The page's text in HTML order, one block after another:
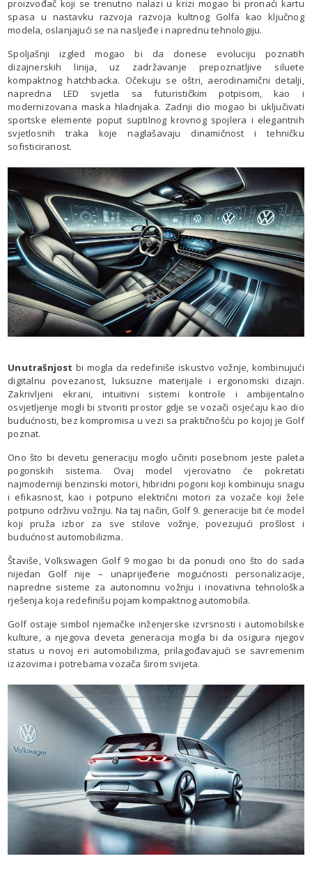
proizvođač koji se trenutno nalazi u krizi mogao bi pronaći kartu
spasa u nastavku razvoja razvoja kultnog Golfa kao ključnog
modela, oslanjajući se na nasljeđe i naprednu tehnologiju.
Spoljašnji izgled mogao bi da donese evoluciju poznatih
dizajnerskih linija, uz zadržavanje prepoznatljive siluete
kompaktnog hatchbacka. Očekuju se oštri, aerodinamični detalji,
napredna LED svjetla sa futurističkim potpisom, kao i
modernizovana maska hladnjaka. Zadnji dio mogao bi uključivati
sportske elemente poput suptilnog krovnog spojlera i elegantnih
svjetlosnih traka koje naglašavaju dinamičnost i tehničku
sofisticiranost.
Unutrašnjost bi mogla da redefiniše iskustvo vožnje, kombinujući
digitalnu povezanost, luksuzne materijale i ergonomski dizajn.
Zakrivljeni ekrani, intuitivni sistemi kontrole i ambijentalno
osvjetljenje mogli bi stvoriti prostor gdje se vozači osjećaju kao dio
budućnosti, bez kompromisa u vezi sa praktičnošću po kojoj je Golf
poznat.
Ono što bi devetu generaciju moglo učiniti posebnom jeste paleta
pogonskih sistema. Ovaj model vjerovatno će pokretati
najmoderniji benzinski motori, hibridni pogoni koji kombinuju snagu
i efikasnost, kao i potpuno električni motori za vozače koji žele
potpuno održivu vožnju. Na taj način, Golf 9. generacije bit će model
koji pruža izbor za sve stilove vožnje, povezujući prošlost i
budućnost automobilizma.
Štaviše, Volkswagen Golf 9 mogao bi da ponudi ono što do sada
nijedan Golf nije – unaprijeđene mogućnosti personalizacije,
napredne sisteme za autonomnu vožnju i inovativna tehnološka
rješenja koja redefinišu pojam kompaktnog automobila.
Golf ostaje simbol njemačke inženjerske izvrsnosti i automobilske
kulture, a njegova deveta generacija mogla bi da osigura njegov
status u novoj eri automobilizma, prilagođavajući se savremenim
izazovima i potrebama vozača širom svijeta.